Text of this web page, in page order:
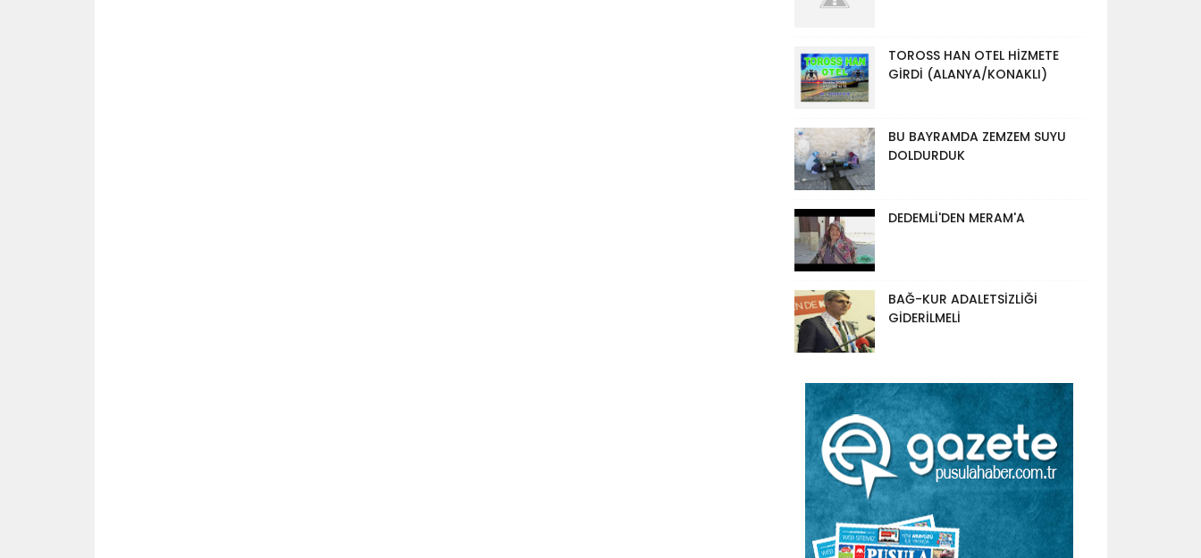
TOROSS HAN OTEL HİZMETE
GİRDİ (ALANYA/KONAKLI)
BU BAYRAMDA ZEMZEM SUYU
DOLDURDUK
DEDEMLİ'DEN MERAM'A
BAĞ-KUR ADALETSİZLİĞİ
GİDERİLMELİ